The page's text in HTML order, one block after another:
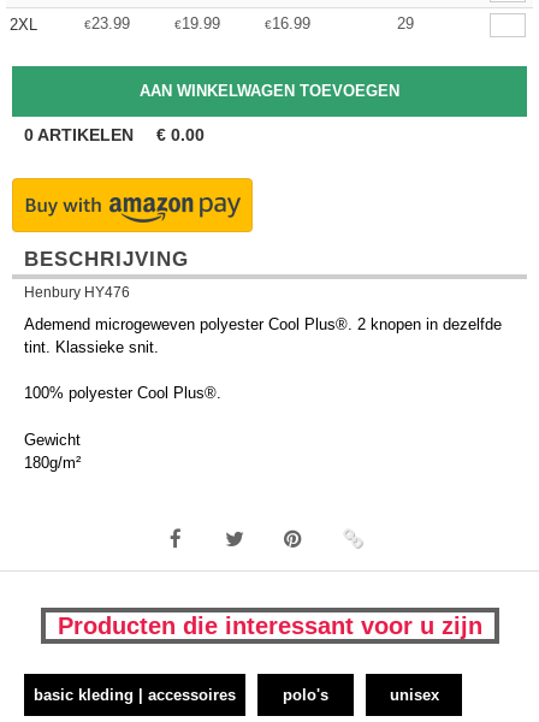
2XL
€23.99 €19.99 €16.99 29
0ARTIKELEN € 0.00
BESCHRIJVING
Henbury HY476
Ademend microgeweven polyester Cool Plus®. 2 knopen in dezelfde
tint. Klassieke snit.
100% polyester Cool Plus®.
Gewicht
180g/m²
Producten die interessant voor u zijn
basic kleding | accessoires polo's unisex